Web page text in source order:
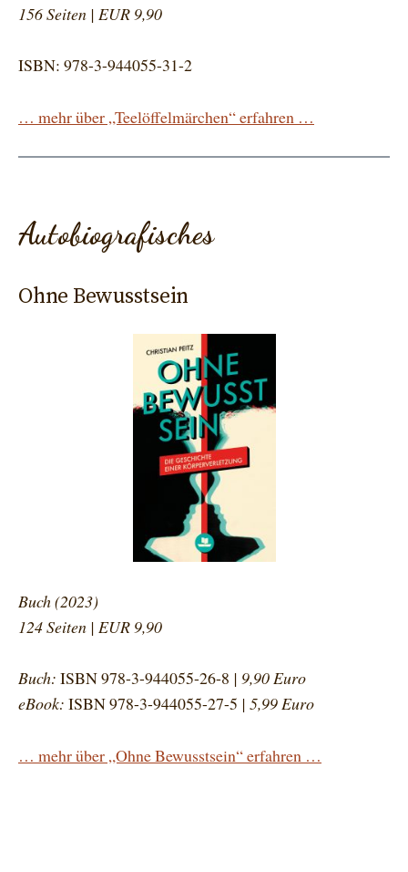
156 Seiten | EUR 9,90
ISBN: 978-3-944055-31-2
… mehr über „Teelöffelmärchen“ erfahren …
Autobiografisches
Ohne Bewusstsein
Buch (2023)
124 Seiten | EUR 9,90
Buch: ISBN 978-3-944055-26-8 | 9,90 Euro
eBook: ISBN 978-3-944055-27-5 | 5,99 Euro
… mehr über „Ohne Bewusstsein“ erfahren …